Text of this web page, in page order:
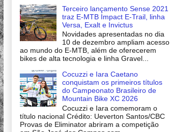
Terceiro lançamento Sense 2021
traz E-MTB Impact E-Trail, linha
Versa, Exalt e Invictus
Novidades apresentadas no dia
10 de dezembro ampliam acesso
ao mundo do E-MTB, além de oferecerem
bikes de alta tecnologia e linha Gravel...
Cocuzzi e Iara Caetano
conquistam os primeiros títulos
do Campeonato Brasileiro de
Mountain Bike XC 2026
Cocuzzi e Iara comemoram o
título nacional Crédito: Ueverton Santos/CBC
Provas de Eliminator abriram a competição